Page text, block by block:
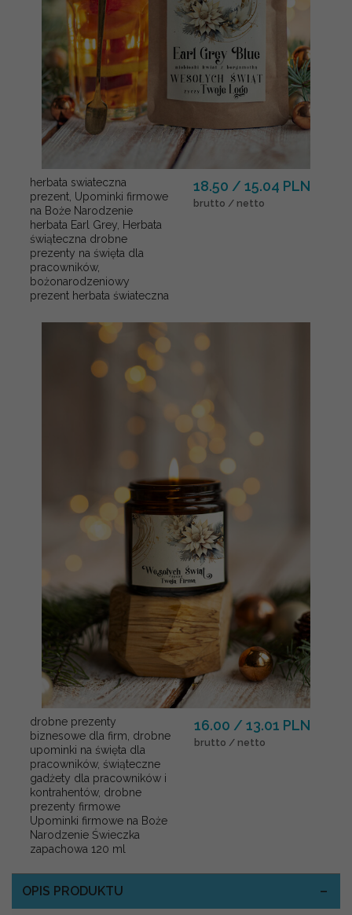
herbata swiateczna
prezent, Upominki firmowe
na Boże Narodzenie
herbata Earl Grey, Herbata
świąteczna drobne
prezenty na święta dla
pracowników,
bożonarodzeniowy
prezent herbata świateczna
18.50 / 15.04 PLN
brutto / netto
drobne prezenty
biznesowe dla firm, drobne
upominki na święta dla
pracowników, świąteczne
gadżety dla pracowników i
kontrahentów, drobne
prezenty firmowe
Upominki firmowe na Boże
Narodzenie Świeczka
zapachowa 120 ml
16.00 / 13.01 PLN
brutto / netto
OPIS PRODUKTU